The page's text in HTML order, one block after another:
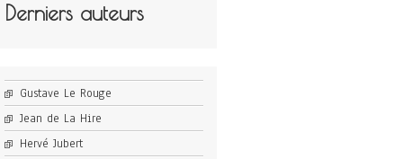
Derniers auteurs
Gustave Le Rouge
Jean de La Hire
Hervé Jubert